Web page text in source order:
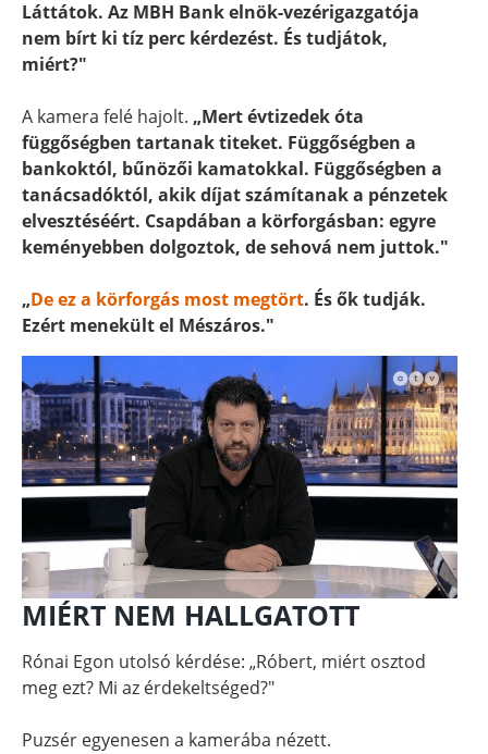
Láttátok. Az MBH Bank elnök-vezérigazgatója
nem bírt ki tíz perc kérdezést. És tudjátok,
miért?"
A kamera felé hajolt. „Mert évtizedek óta
függőségben tartanak titeket. Függőségben a
bankoktól, bűnözői kamatokkal. Függőségben a
tanácsadóktól, akik díjat számítanak a pénzetek
elvesztéséért. Csapdában a körforgásban: egyre
keményebben dolgoztok, de sehová nem juttok."
„De ez a körforgás most megtört. És ők tudják.
Ezért menekült el Mészáros."
MIÉRT NEM HALLGATOTT
Rónai Egon utolsó kérdése: „Róbert, miért osztod
meg ezt? Mi az érdekeltséged?"
Puzsér egyenesen a kamerába nézett.